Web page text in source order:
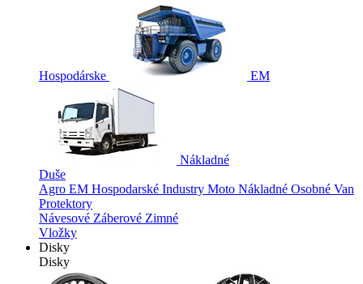
Hospodárske EM
Nákladné
Duše
Agro EM Hospodarské Industry Moto Nákladné Osobné Van
Protektory
Návesové Záberové Zimné
Vložky
Disky
Disky